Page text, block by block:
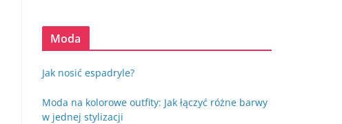
Moda
Jak nosić espadryle?
Moda na kolorowe outfity: Jak łączyć różne barwy
w jednej stylizacji